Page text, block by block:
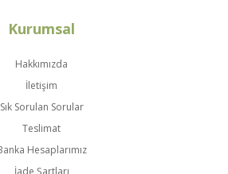
Kurumsal
Hakkımızda
İletişim
Sık Sorulan Sorular
Teslimat
Hesaplarımız
İade Şartları